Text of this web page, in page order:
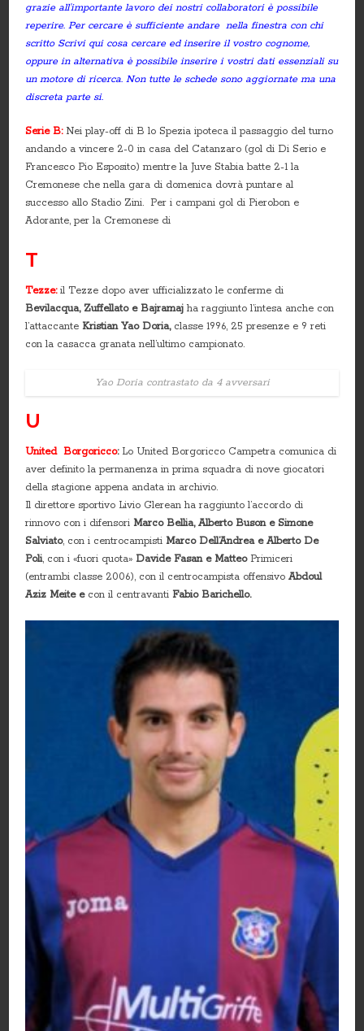
grazie all’importante lavoro dei nostri collaboratori è possibile
reperire. Per cercare è sufficiente andare nella finestra con chi
scritto Scrivi qui cosa cercare ed inserire il vostro cognome,
oppure in alternativa è possibile inserire i vostri dati essenziali su
un motore di ricerca. Non tutte le schede sono aggiornate ma una
discreta parte si.
Serie B: Nei play-off di B lo Spezia ipoteca il passaggio del turno
andando a vincere 2-0 in casa del Catanzaro (gol di Di Serio e
Francesco Pio Esposito) mentre la Juve Stabia batte 2-1 la
Cremonese che nella gara di domenica dovrà puntare al
successo allo Stadio Zini. Per i campani gol di Pierobon e
Adorante, per la Cremonese di
T
Tezze: il Tezze dopo aver ufficializzato le conferme di
Bevilacqua, Zuffellato e Bajramaj ha raggiunto l’intesa anche con
l’attaccanteKristian Yao Doria,classe 1996, 25 presenze e 9 reti
con la casacca granata nell’ultimo campionato.
Yao Doria contrastato da 4 avversari
U
United Borgoricco:Lo United Borgoricco Campetra comunica di
aver definito la permanenza in prima squadra di nove giocatori
della stagione appena andata in archivio.
Il direttore sportivo Livio Glerean ha raggiunto l’accordo di
rinnovo con i difensoriMarco Bellia, Alberto Buson e Simone
Salviato, con i centrocampistiMarco Dell’Andrea e Alberto De
Poli, con i «fuori quota» Davide Fasan e Matteo Primiceri
(entrambi classe 2006), con il centrocampista offensivo Abdoul
Aziz Meite econ il centravanti Fabio Barichello.